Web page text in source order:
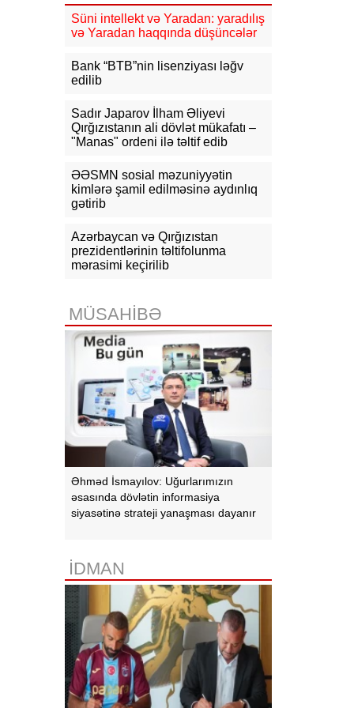
16:31 Bu il dövlət büdcəsinə 11,5
mlrd. manata yaxın vergi daxil olub
16:04
Tramp zəng etdi - Pentaqonda
təcili iclas təyin olundu
15:53 Ceyhun Bayramov: Rusiya və
Ukrayna arasındakı hərbi
əməliyyatlar ən qısa zamanda
15:41 İranda “Mossad”la əlaqəli 20-
dən çox şəxsin saxlanıldığı bildirilir
15:26 Kiyevdə Azərbaycan və
Ukrayna xarici işlər nazirlərinin
görüşü olub
Azərbaycan Xalq Cümhuriyyətinin
diplomatik irsinə aid arxiv sənədləri
ilə tanış olub
Süni intellekt və Yaradan: yaradılış
və Yaradan haqqında düşüncələr
Bank “BTB”nin lisenziyası ləğv
edilib
Sadır Japarov İlham Əliyevi
Qırğızıstanın ali dövlət mükafatı –
"Manas" ordeni ilə təltif edib
ƏƏSMN sosial məzuniyyətin
kimlərə şamil edilməsinə aydınlıq
gətirib
Azərbaycan və Qırğızıstan
prezidentlərinin təltifolunma
mərasimi keçirilib
MÜSAHİBƏ
Əhməd İsmayılov: Uğurlarımızın
əsasında dövlətin informasiya
siyasətinə strateji yanaşması dayanır
İDMAN